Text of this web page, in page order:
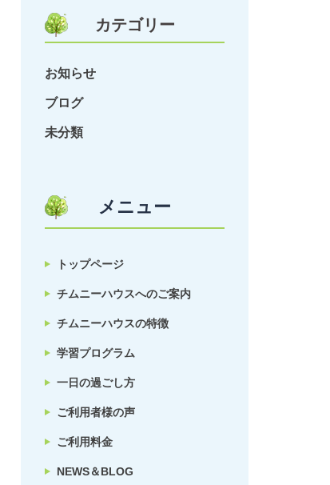
カテゴリー
お知らせ
ブログ
未分類
メニュー
トップページ
チムニーハウスへのご案内
チムニーハウスの特徴
学習プログラム
一日の過ごし方
ご利用者様の声
ご利用料金
NEWS＆BLOG